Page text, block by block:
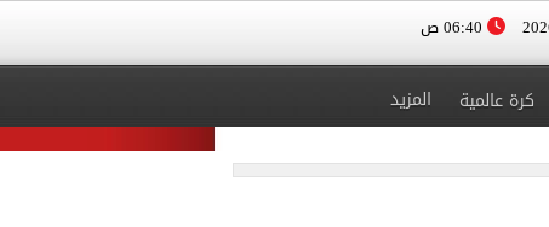
كرة عالمية المزيد